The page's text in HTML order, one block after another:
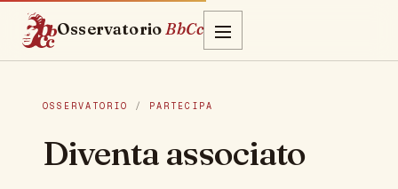
OsservatorioBbCc
OSSERVATORIO / PARTECIPA
Diventa associato